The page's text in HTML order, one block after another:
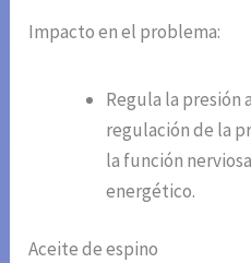
Impacto en el problema:
Regula la presión
regulación de la
la función
energético.
Aceite de espino